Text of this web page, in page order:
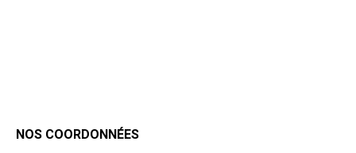
NOS COORDONNÉES